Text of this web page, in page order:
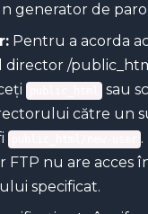
generator de
Pentru a acorda
/
sau
către un
FTP nu are acces
specificat.